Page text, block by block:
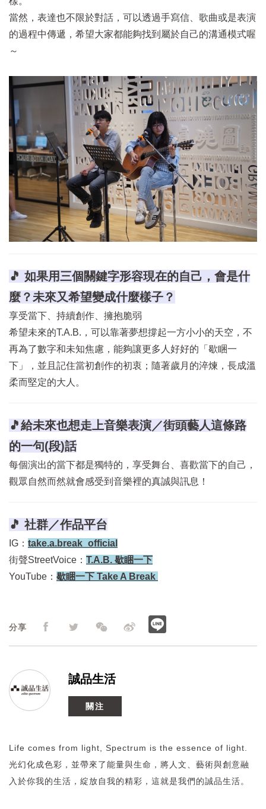
當然，表達也不限於對話，可以透過手寫信、歌曲或是表演
的過程中傳遞，希望大家都能夠找到屬於自己的溝通模式喔
～
🎵 如果用三個關鍵字形容現在的自己，會是什
麼？未來又希望變成什麼樣子？
享受當下、持續創作、擁抱脆弱
希望未來的T.A.B.，可以靠著夢想撐起一方小小的天空，不
再為了數字和未知焦慮，能夠讓更多人好好的「歇睏一
下」，並且記住當初創作的初衷；隨著歲月的淬煉，長成溫
柔而堅定的大人。
🎵給未來也想走上音樂表演／街頭藝人這條路
的一句(段)話
每個演出的當下都是獨特的，享受舞台、喜歡當下的自己，
觀眾自然而然就會感受到音樂裡的真誠與訊息！
🎵 社群／作品平台
IG： take.a.break_official
街聲StreetVoice： T.A.B. 歇睏一下
YouTube： 歇睏一下 Take A Break
分享
誠品生活
關注
Life comes from light, Spectrum is the essence of light.
光幻化成色彩，並帶來了能量與生命，將人文、藝術與創意融
入於你我的生活，綻放自我的精彩，這就是我們的誠品生活。